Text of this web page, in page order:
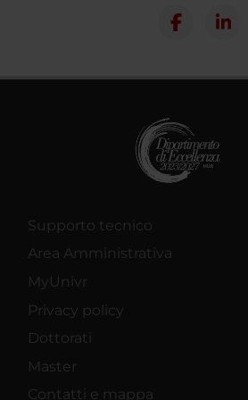
Supporto tecnico
Area Amministrativa
MyUnivr
Privacy policy
Dottorati
Master
Contatti e mappa